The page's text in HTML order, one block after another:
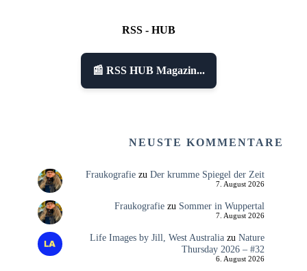
RSS - HUB
📰 RSS HUB Magazin...
NEUSTE KOMMENTARE
Fraukografiezu Der krumme Spiegel der Zeit
7. August 2026
Fraukografiezu Sommer in Wuppertal
7. August 2026
Life Images by Jill, West Australiazu Nature
Thursday 2026 – #32
6. August 2026